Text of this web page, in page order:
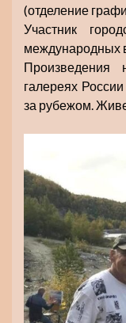
(отделение
Участник
международных
Произведения
галереях
за рубежом.